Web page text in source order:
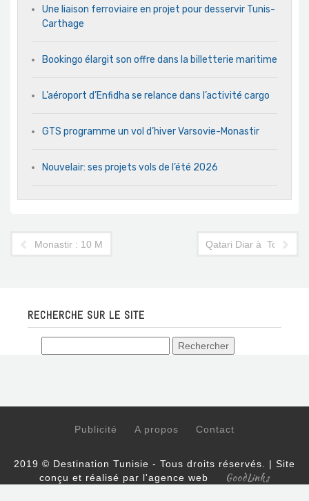
Une liaison ferroviaire en projet pour desservir Tunis-
Carthage
Bookingo élargit son offre dans la billetterie maritime
L’aéroport d’Enfidha se relance dans l’activité cargo
GTS programme un vol d’hiver Varsovie-Monastir
Nouvelair: ses projets vols de l’été 2026
Monastir : 10 MD pour dépolluer le littoralQatari Diar à Tozeur :
RECHERCHE SUR LE SITE
Publicité A propos Contact
2019 © Destination Tunisie - Tous droits réservés. | Site
conçu et réalisé par l'agence web
GoodLinks